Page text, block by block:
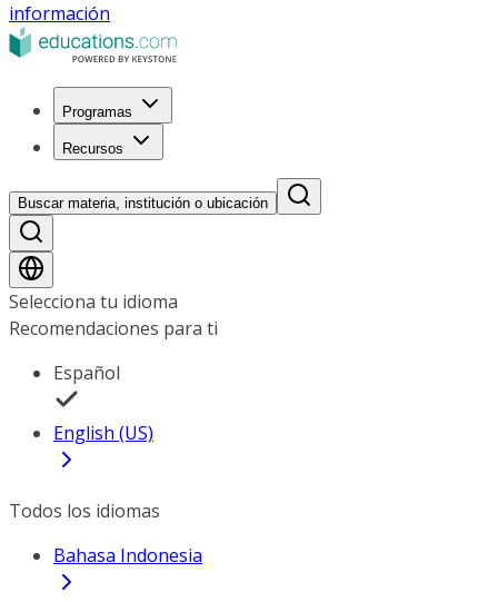
información
Programas
Recursos
Buscar materia, institución o ubicación
Selecciona tu idioma
Recomendaciones para ti
Español
English (US)
Todos los idiomas
Bahasa Indonesia